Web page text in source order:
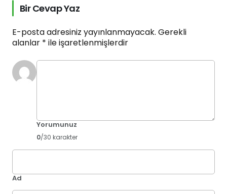
Bir Cevap Yaz
E-posta adresiniz yayınlanmayacak. Gerekli
alanlar * ile işaretlenmişlerdir
Yorumunuz
0/30 karakter
Ad